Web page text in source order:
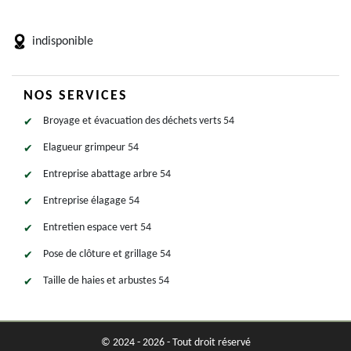
indisponible
NOS SERVICES
Broyage et évacuation des déchets verts 54
Elagueur grimpeur 54
Entreprise abattage arbre 54
Entreprise élagage 54
Entretien espace vert 54
Pose de clôture et grillage 54
Taille de haies et arbustes 54
© 2024 - 2026 - Tout droit réservé